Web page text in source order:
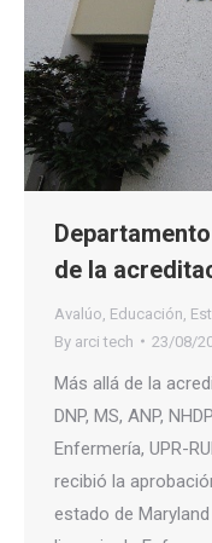
de la
Avalúo Educación
By arci tech 23/08/
Más allá de la
DNP, MS, ANP,
Enfermería, UPR-
recibió la
estado de